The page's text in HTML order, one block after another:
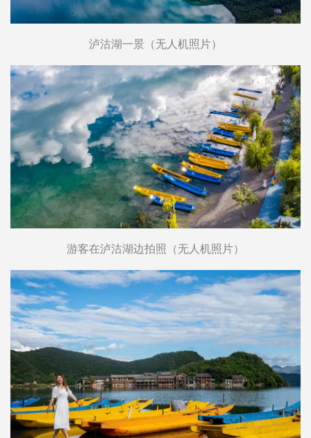
泸沽湖一景（无人机照片）
游客在泸沽湖边拍照（无人机照片）